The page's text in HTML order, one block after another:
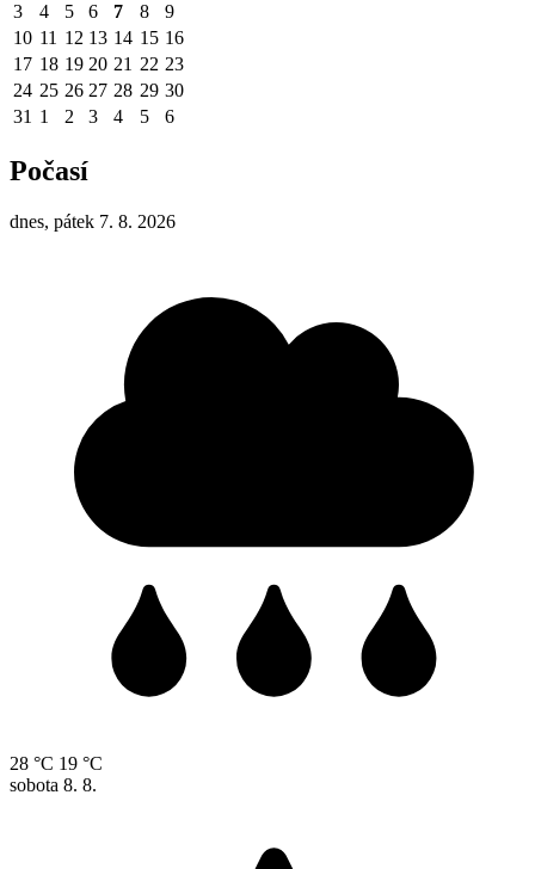
3
4 5 6 7 8
9
10 11 12 13 14 15 16
17 18 19 20 21 22 23
24 25 26 27 28 29 30
31 1 2 3 4 5 6
Počasí
dnes, pátek 7. 8. 2026
28 °C 19 °C
sobota 8. 8.